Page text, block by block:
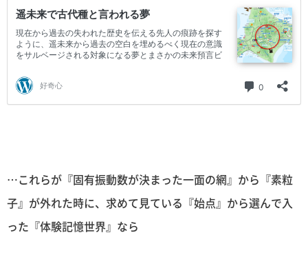
…これらが『固有振動数が決まった一面の網』から『素粒
子』が外れた時に、求めて見ている『始点』から選んで入
った『体験記憶世界』なら